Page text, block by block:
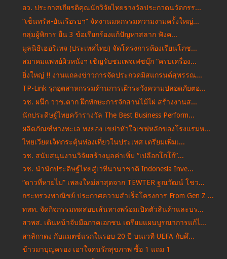
อว. ประกาศเกียรติคุณนักวิจัยไทยรางวัลประกวดนวัตกรร...
“เซ็นทรัล-ยันเรือรบฯ” จัดงานมหกรรมความงามครั้งใหญ่...
กลุ่มผู้พิการ ยื่น 3 ข้อเรียกร้องแก้ปัญหาสลาก ฟังค...
มูลนิธิเฮอริเทจ (ประเทศไทย) จัดโครงการห้องเรียนโภช...
สมาคมแพทย์ผิวหนังฯ เชิญรับชมเพจเฟซบุ๊ก “ครบเครื่อง...
ยิ่งใหญ่ !! งานแถลงข่าวการจัดประกวดมิสแกรนด์สุพรรณ...
TP-Link รุกอุตสาหกรรมด้านการเฝ้าระวังความปลอดภัยตอ...
วช. ผนึก ววช.ตาก ฝึกทักษะการจักสานไม้ไผ่ สร้างงานส...
นักประดิษฐ์ไทยคว้ารางวัล The Best Business Perform...
ผลิตภัณฑ์ทางทะเล ทงยอง เขย่าหัวใจเชฟหลักของโรงแรมห...
ไทยเวียตเจ็ทกระตุ้นท่องเที่ยวในประเทศ เตรียมเพิ่มเ...
วช. สนับสนุนงานวิจัยสร้างมูลค่าเพิ่ม “เปลือกโกโก้”...
วช. นำนักประดิษฐ์ไทยสู่เวทีนานาชาติ Indonesia Inve...
“ดาวที่หายไป” เพลงใหม่ล่าสุดจาก TEWTER ฐณวัฒน์ โชว...
กระทรวงพาณิชย์ ประกาศความสำเร็จโครงการ From Gen Z ...
ททท. จัดกิจกรรมทดสอบเส้นทางพร้อมเปิดตัวสินค้าและบร...
สวพส. เดินหน้าจับมือภาคเอกชน เตรียมแผนบูรณาการแก้ไ...
สาลิกาดง กับแมตช์แรกในรอบ 20 ปี บนเวที UEFA กับศึ...
ข้าวมาบุญครอง เอาใจคนรักสุขภาพ ซื้อ 1 แถม 1